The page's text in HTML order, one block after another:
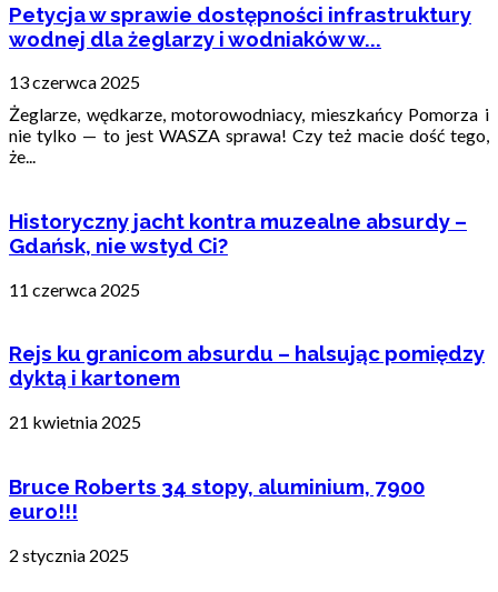
Petycja w sprawie dostępności infrastruktury
wodnej dla żeglarzy i wodniaków w...
13 czerwca 2025
Żeglarze, wędkarze, motorowodniacy, mieszkańcy Pomorza i
nie tylko — to jest WASZA sprawa! Czy też macie dość tego,
że...
Historyczny jacht kontra muzealne absurdy –
Gdańsk, nie wstyd Ci?
11 czerwca 2025
Rejs ku granicom absurdu – halsując pomiędzy
dyktą i kartonem
21 kwietnia 2025
Bruce Roberts 34 stopy, aluminium, 7900
euro!!!
2 stycznia 2025